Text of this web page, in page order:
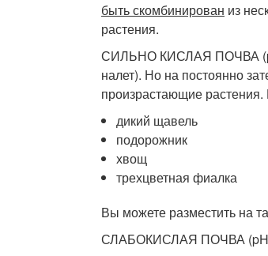
быть скомбинирован из
растения.
СИЛЬНО КИСЛАЯ ПОЧВА (pH
налет). Но на постоянно
произрастающие
дикий щавель
подорожник
хвощ
трехцветная фиалка
Вы можете разместить на
СЛАБОКИСЛАЯ ПОЧВА (pH